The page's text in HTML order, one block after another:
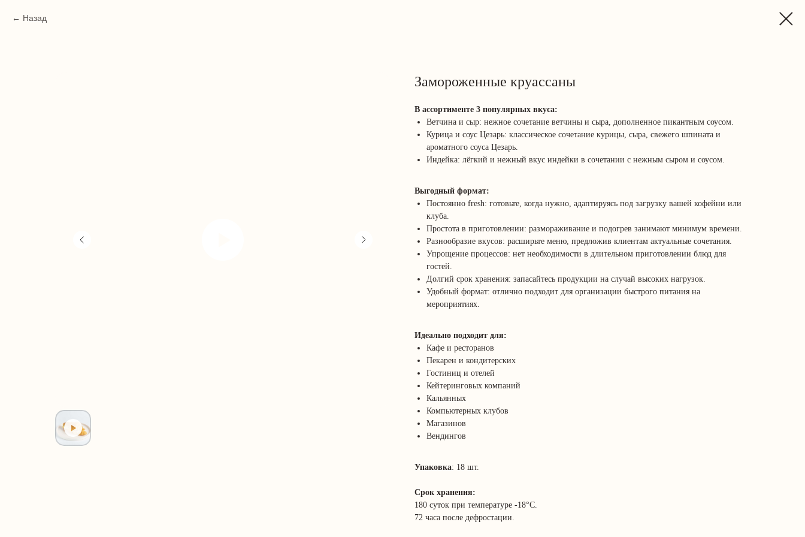
Назад
Замороженные круассаны
В ассортименте 3 популярных вкуса:
Ветчина и сыр: нежное сочетание ветчины и сыра, дополненное пикантным соусом.
Курица и соус Цезарь: классическое сочетание курицы, сыра, свежего шпината и
ароматного соуса Цезарь.
Индейка: лёгкий и нежный вкус индейки в сочетании с нежным сыром и соусом.
Выгодный формат:
Постоянно fresh: готовьте, когда нужно, адаптируясь под загрузку вашей кофейни или
клуба.
Простота в приготовлении: размораживание и подогрев занимают минимум времени.
Разнообразие вкусов: расширьте меню, предложив клиентам актуальные сочетания.
Упрощение процессов: нет необходимости в длительном приготовлении блюд для
гостей.
Долгий срок хранения: запасайтесь продукции на случай высоких нагрузок.
Удобный формат: отлично подходит для организации быстрого питания на
мероприятиях.
Идеально подходит для:
Кафе и ресторанов
Пекарен и кондитерских
Гостиниц и отелей
Кейтеринговых компаний
Кальянных
Компьютерных клубов
Магазинов
Вендингов
Упаковка: 18 шт.
Срок хранения:
180 суток при температуре -18°С.
72 часа после дефростации.